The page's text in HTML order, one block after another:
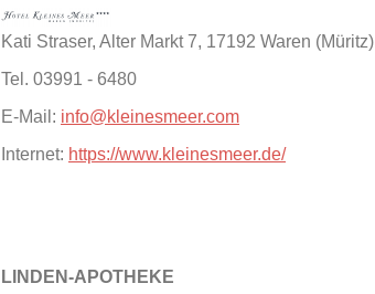
Kati Straser, Alter Markt 7, 17192 Waren (Müritz)
Tel. 03991 - 6480
E-Mail: info@kleinesmeer.com
Internet: https://www.kleinesmeer.de/
LINDEN-APOTHEKE